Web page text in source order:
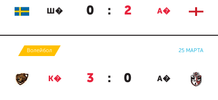
Ш� 0 : 2 А�
Волейбол 25 МАРТА
К� 3 : 0 А�